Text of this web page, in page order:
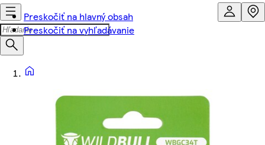
Preskočiť na hlavný obsah
Preskočiť na vyhľadávanie